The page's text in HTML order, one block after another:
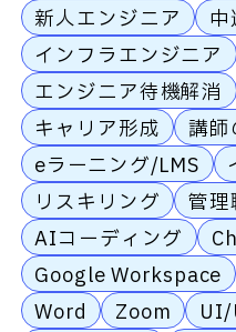
新人エンジニア
インフラエンジニア
エンジニア待機解消
キャリア形成
講師
eラーニング/LMS
リスキリング
管理
AIコーディング
Google Workspace
Word
Zoom UI/